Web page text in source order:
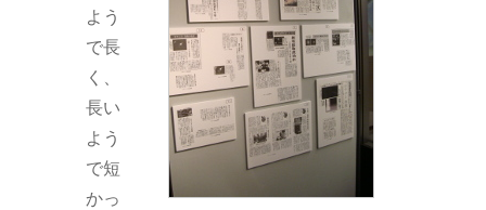
よう
で長
く、
長い
よう
で短
かっ